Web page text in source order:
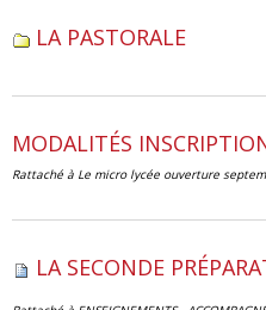
LA PASTORALE
MODALITÉS
Rattaché à Le micro lycée ouverture
LA SECONDE